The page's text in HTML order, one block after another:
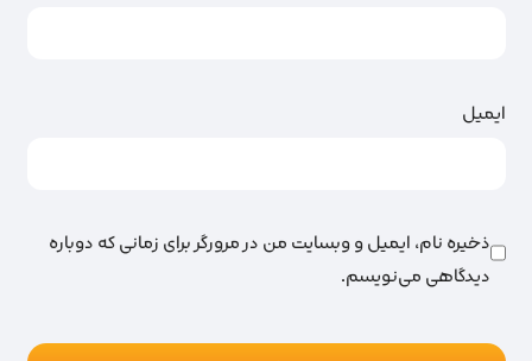
ایمیل
ذخیره نام، ایمیل و وبسایت من در مرورگر برای زمانی که دوباره
دیدگاهی می‌نویسم.